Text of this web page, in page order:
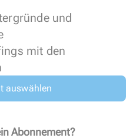
und
mit den
auswählen
Abonnement?